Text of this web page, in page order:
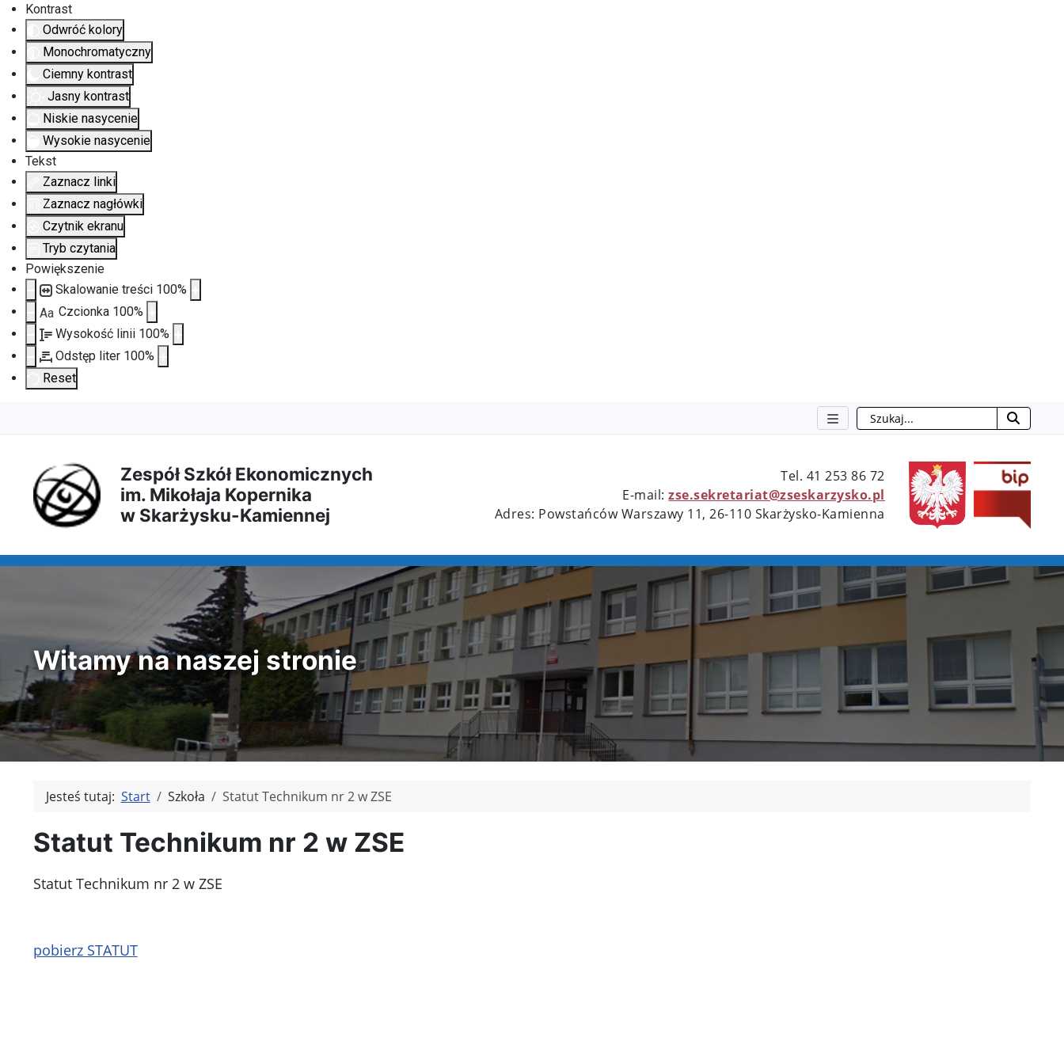
Kontrast
Odwróć kolory
Monochromatyczny
Ciemny kontrast
Jasny kontrast
Niskie nasycenie
Wysokie nasycenie
Tekst
Zaznacz linki
Zaznacz nagłówki
Czytnik ekranu
Tryb czytania
Powiększenie
Skalowanie treści 100%
Aa Czcionka 100%
Wysokość linii 100%
Odstęp liter 100%
Reset
do
treści
do
menu
do
wyszukiwarki
do
mapy
Szukaj
Zespół Szkół Ekonomicznych
im. Mikołaja Kopernika
w Skarżysku-Kamiennej
Tel. 41 253 86 72
E-mail:zse.sekretariat@zseskarzysko.pl
Adres: Powstańców Warszawy 11, 26-110 Skarżysko-Kamienna
Witamy na naszej stronie
Jesteś tutaj: Start Szkoła Statut Technikum nr 2 w ZSE
Statut Technikum nr 2 w ZSE
Statut Technikum nr 2 w ZSE
pobierz STATUT